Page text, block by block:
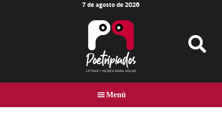
7 de agosto de 2026
MÚSICA
PARA
Menú